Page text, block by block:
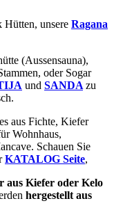
Hütten, unsere Ragana
(Aussensauna),
oder Sogar
und SANDA zu
aus Fichte, Kiefer
Wohnhaus,
Schauen Sie
KATALOG Seite,
aus Kiefer oder Kelo
hergestellt aus